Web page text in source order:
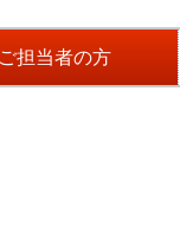
担当者の方